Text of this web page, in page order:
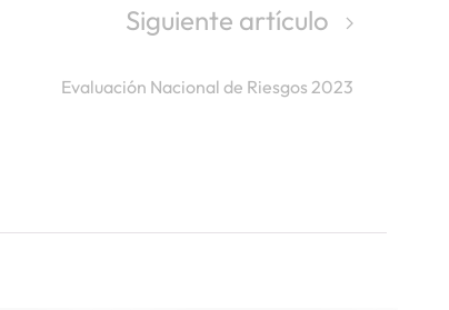
Siguiente artículo
Evaluación Nacional de Riesgos 2023